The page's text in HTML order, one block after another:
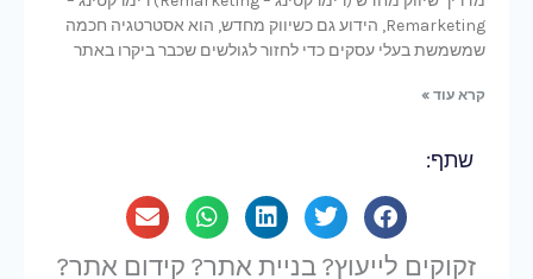
Remarketing, הידוע גם כשיווק מחדש, הוא אסטרטגיה חכמה
שמשמשת בעלי עסקים כדי לחזור לגולשים שכבר ביקרו באתר
קרא עוד »
שתף:
זקוקים לייעוץ? בניית אתר? קידום אתר?